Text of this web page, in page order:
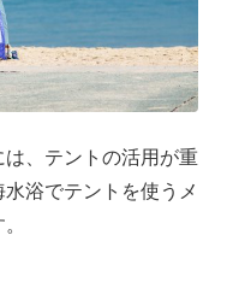
、テントの活用が重
浴でテントを使うメ